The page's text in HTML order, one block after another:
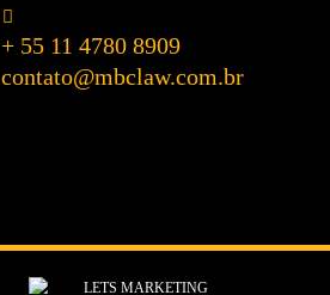
+ 55 11 4780 8909
contato@mbclaw.com.br